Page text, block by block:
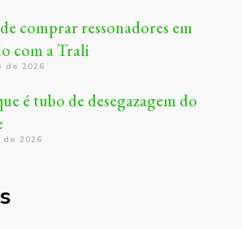
comprar ressonadores em
com a Trali
de 2026
é tubo de desegazagem do
2026